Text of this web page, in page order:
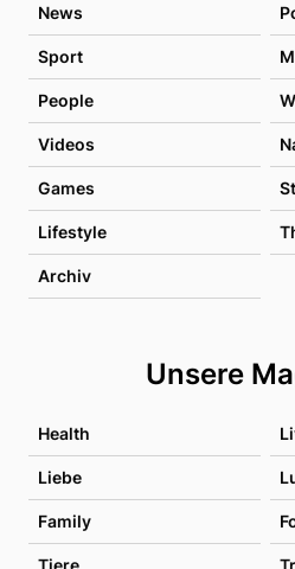
News
Sport
People
Videos
Games
Lifestyle
Archiv
Unsere
Health
Liebe
Family
Tiere